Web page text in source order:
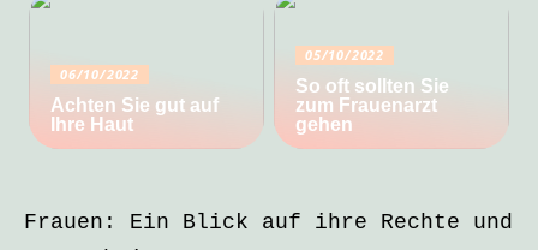
06/10/2022
Achten Sie gut auf
Ihre Haut
05/10/2022
So oft sollten Sie
zum Frauenarzt
gehen
Frauen: Ein Blick auf ihre Rechte und